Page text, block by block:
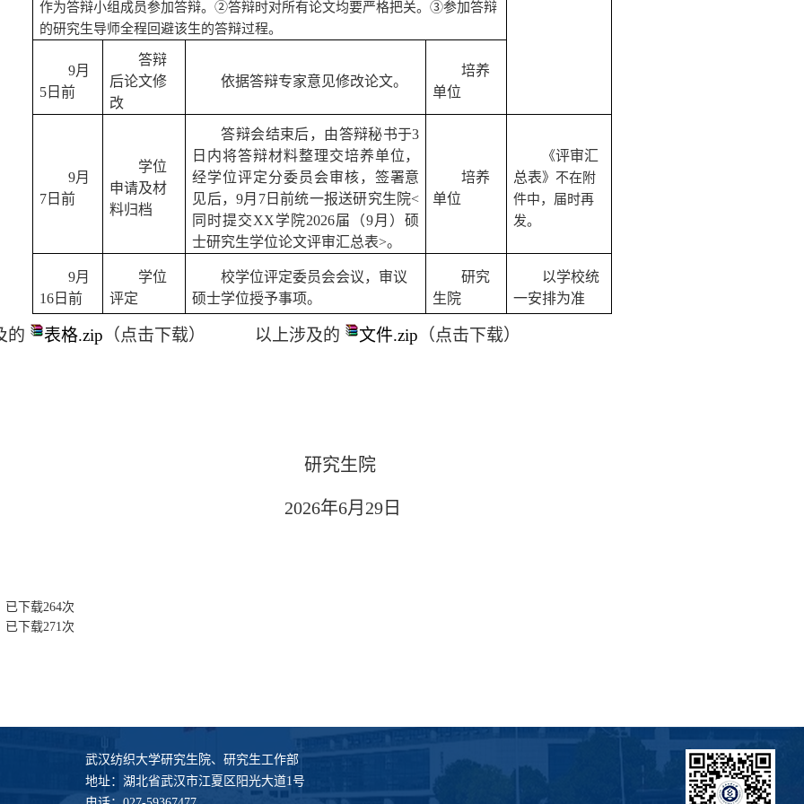
作为答辩小组成员参加答辩。②答辩时对所有论文均要严格把关。③参加答辩
的研究生导师全程回避该生的答辩过程。
9月
5 日前
答辩
后论文修
改
依据答辩专家意见修改论文。
培养
单位
9月
7 日前
学位
申请及材
料归档
答辩会结束后，由答辩秘书于3
日内将答辩材料整理交培养单位，
经学位评定分委员会审核，签署意
见后，9月 7日前统一报送研究生 院<
同时提交XX学院2026届 （9月 ）硕
士研究生学位论文评审汇总表>。
培养
单位
《评审汇
总表》不在附
件中，届时再
发。
9月
16 日前
学位
评定
校学位评定委员会会议，审议
硕士学位授予事项。
研究
生 院
以学校统
一安排为准
的 表格.zip （点击下载） 以上涉及的 文件.zip （点击下载）
研究生院
2026年6月29日
已下载264次
已下载271次
武汉纺织大学研究生院、研究生工作部
地址：湖北省武汉市江夏区阳光大道1号